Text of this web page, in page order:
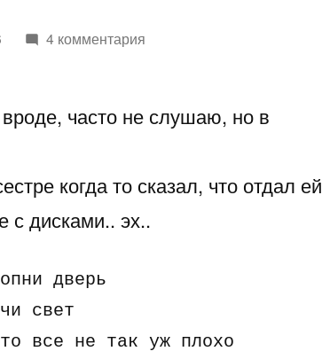
4 комментария
часто не слушаю, но в
когда то сказал, что отдал ей
с дисками.. эх..
двеpь
свет
все не так yж плохо